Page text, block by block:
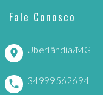
Fale Conosco
Uberlândia/MG
34999562694